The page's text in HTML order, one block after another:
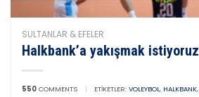
SULTANLAR & EFELER
Halkbank’a yakışmak istiyoruz
550 COMMENTS | ETIKETLER: VOLEYBOL, HALKBANK,